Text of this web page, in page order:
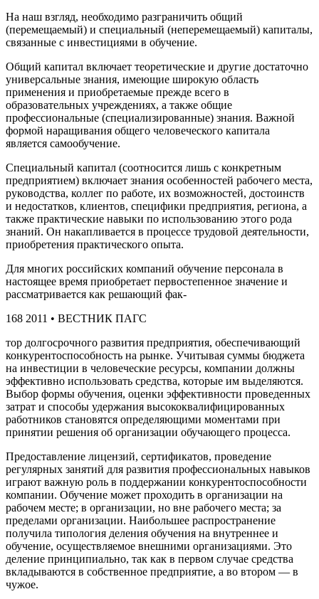
На наш взгляд, необходимо разграничить общий
(перемещаемый) и специальный (неперемещаемый) капиталы,
связанные с инвестициями в обучение.
Общий капитал включает теоретические и другие достаточно
универсальные знания, имеющие широкую область
применения и приобретаемые прежде всего в
образовательных учреждениях, а также общие
профессиональные (специализированные) знания. Важной
формой наращивания общего человеческого капитала
является самообучение.
Специальный капитал (соотносится лишь с конкретным
предприятием) включает знания особенностей рабочего места,
руководства, коллег по работе, их возможностей, достоинств
и недостатков, клиентов, специфики предприятия, региона, а
также практические навыки по использованию этого рода
знаний. Он накапливается в процессе трудовой деятельности,
приобретения практического опыта.
Для многих российских компаний обучение персонала в
настоящее время приобретает первостепенное значение и
рассматривается как решающий фак-
168 2011 • ВЕСТНИК ПАГС
тор долгосрочного развития предприятия, обеспечивающий
конкурентоспособность на рынке. Учитывая суммы бюджета
на инвестиции в человеческие ресурсы, компании должны
эффективно использовать средства, которые им выделяются.
Выбор формы обучения, оценки эффективности проведенных
затрат и способы удержания высококвалифицированных
работников становятся определяющими моментами при
принятии решения об организации обучающего процесса.
Предоставление лицензий, сертификатов, проведение
регулярных занятий для развития профессиональных навыков
играют важную роль в поддержании конкурентоспособности
компании. Обучение может проходить в организации на
рабочем месте; в организации, но вне рабочего места; за
пределами организации. Наибольшее распространение
получила типология деления обучения на внутреннее и
обучение, осуществляемое внешними организациями. Это
деление принципиально, так как в первом случае средства
вкладываются в собственное предприятие, а во втором — в
чужое.